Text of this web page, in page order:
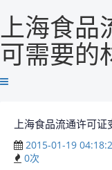
上海食品
可需要的
上海食品流通许可证
2015-01-19
0次